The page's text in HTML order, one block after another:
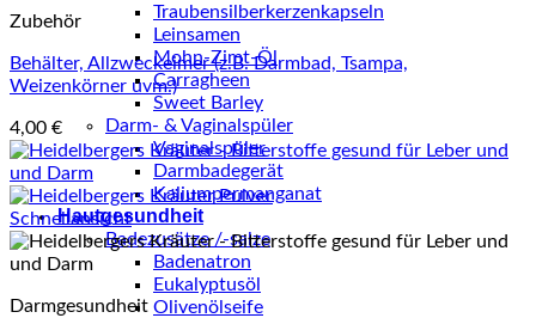
Traubensilberkerzenkapseln
Leinsamen
Mohn-Zimt-Öl
Carragheen
Sweet Barley
Darm- & Vaginalspüler
Vaginalspüler
Darmbadegerät
Kaliumpermanganat
Hautgesundheit
Badezusätze /-salze
Badenatron
Eukalyptusöl
Olivenölseife
Zubehör
Behälter, Allzweckeimer (z.B. Darmbad, Tsampa,
Weizenkörner uvm.)
4,00 €
Schnellansicht
Darmgesundheit